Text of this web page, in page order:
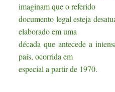
imaginam que o referido
documento legal esteja
elaborado em uma
década que antecede a
país, ocorrida em
especial a partir de 1970.